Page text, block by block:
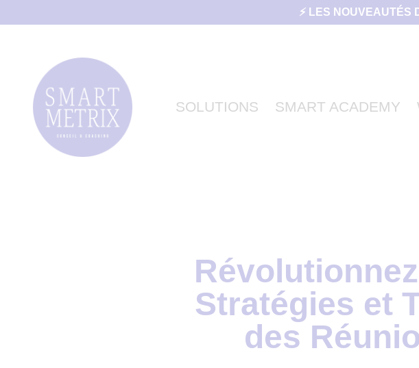
⚡ LES NOUVEAUTÉS
SOLUTIONS SMART ACADEMY
Stratégies et
des